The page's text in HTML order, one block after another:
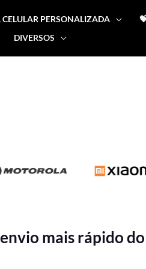
PERSONALIZADA
DIVERSOS
mais rápido